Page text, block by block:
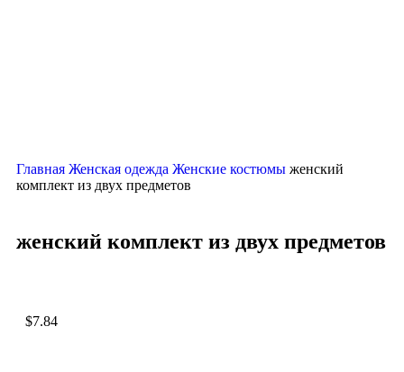
Главная Женская одежда Женские костюмы женский
комплект из двух предметов
женский комплект из двух предметов
$7.84